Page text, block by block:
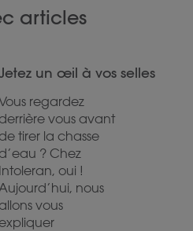
articles
un œil à vos selles
regardez
vous avant
tirer la chasse
? Chez
Intoleran, oui !
Aujourd’hui, nous
vous